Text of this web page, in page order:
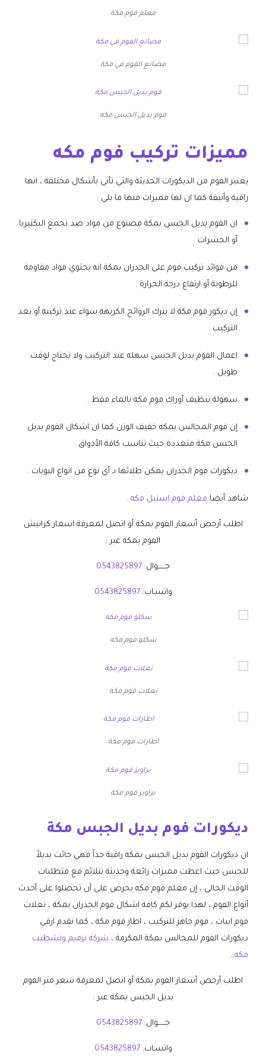
معلم فوم مكة
مصانع الفوم في مكة
فوم بديل الجبس مكه
مميزات تركيب فوم مكه
يعتبر الفوم من الديكورات الحديثة والتي تأتي بأشكال مختلفة ، انها
راقية وأنيقة كما ان لها مميزات منها ما يلي :
ان الفوم بديل الجبس بمكة مصنوع من مواد ضد تجمع البكتيريا
أو الحشرات .
من فوائد تركيب فوم على الجدران بمكة انه يحتوي مواد مقاومة
للرطوبة أو ارتفاع درجة الحرارة .
إن ديكور فوم مكة لا يترك الروائح الكريهه سواء عند تركيبه أو بعد
التركيب .
اعمال الفوم بديل الجبس سهله عند التركيب ولا تحتاج لوقت
طويل .
سهولة تنظيف أوراك فوم مكه بالماء فقط .
إن فوم المجالس بمكه خفيف الوزن كما ان اشكال الفوم بديل
الجبس مكة متعددة حيث تناسب كافة الأذواق .
ديكورات فوم الجدران يمكن طلائها بـ أي نوع من انواع البويات .
شاهد أيضا معلم فوم استيل مكه .
اطلب أرخص أسعار الفوم بمكة أو اتصل لمعرفة اسعار كرانيش
الفوم بمكة عبر :
جــــــوال: 0543825897
واتسـاب:0543825897
سكلو فوم مكه
نعلات فوم مكة
اطارات فوم مكة
براويز فوم مكة
ديكورات فوم بديل الجبس مكة
ان ديكورات الفوم بديل الجبس بمكه راقية جداً فهي جائت بديلاً
للجبس حيث اعطت مميزات رائعة وحديثة تتلائم مع متطلبات
الوقت الحالي ، إن معلم فوم مكه يحرص على أن تحصلوا على أحدث
أنواع الفوم ، لهذا يوفر لكم كافة اشكال فوم الجدران بمكة ، نعلات
فوم ابيات ، فوم جاهز للتركيب ، اطار فوم مكة ، كما نقدم ارقى
ديكورات الفوم للمجالس بمكة المكرمة ، شركة ترميم وتشطيب
مكه .
اطلب أرخص أسعار الفوم بمكة أو اتصل لمعرفة سعر متر الفوم
بديل الجبس بمكة عبر :
جــــــوال: 0543825897
واتسـاب:0543825897